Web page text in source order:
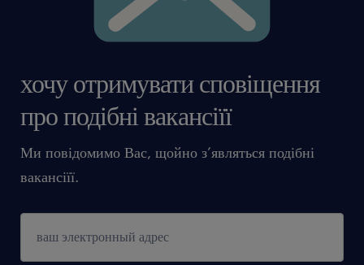
хочу отримувати сповіщення
про подібні вакансіїї
Ми повідомимо Вас, щойно з’являться подібні
вакансіїї.